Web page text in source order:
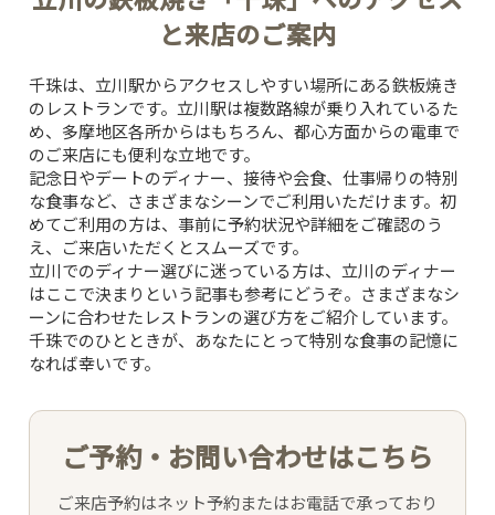
TOP
CONCEPT
PICK UP WINE
MENU
SNS
と来店のご案内
千珠は、立川駅からアクセスしやすい場所にある鉄板焼き
のレストランです。立川駅は複数路線が乗り入れているた
め、多摩地区各所からはもちろん、都心方面からの電車で
のご来店にも便利な立地です。
記念日やデートのディナー、接待や会食、仕事帰りの特別
な食事など、さまざまなシーンでご利用いただけます。初
めてご利用の方は、事前に予約状況や詳細をご確認のう
え、ご来店いただくとスムーズです。
立川でのディナー選びに迷っている方は、 立川のディナー
はここで決まり という記事も参考にどうぞ。さまざまなシ
ーンに合わせたレストランの選び方をご紹介しています。
千珠でのひとときが、あなたにとって特別な食事の記憶に
なれば幸いです。
ご予約・お問い合わせはこちら
ご来店予約はネット予約またはお電話で承っており